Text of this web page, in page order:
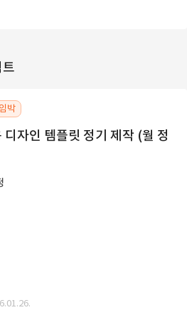
박
자인 템플릿 정기 제작 (월 정